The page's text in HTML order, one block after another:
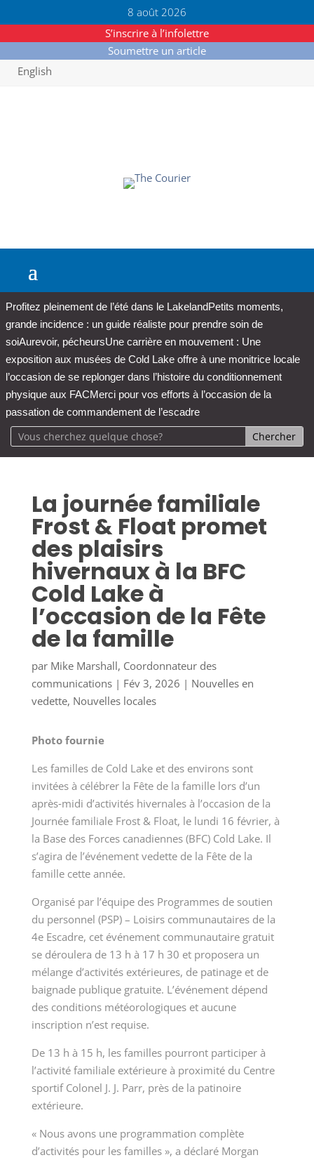
8 août 2026
S’inscrire à l’infolettre
Soumettre un article
English
Profitez pleinement de l’été dans le LakelandPetits moments,
grande incidence : un guide réaliste pour prendre soin de
soiAurevoir, pécheursUne carrière en mouvement : Une
exposition aux musées de Cold Lake offre à une monitrice locale
l’occasion de se replonger dans l’histoire du conditionnement
physique aux FACMerci pour vos efforts à l’occasion de la
passation de commandement de l’escadre
La journée familiale
Frost & Float promet
des plaisirs
hivernaux à la BFC
Cold Lake à
l’occasion de la Fête
de la famille
par Mike Marshall, Coordonnateur des
communications| Fév 3, 2026 | Nouvelles en
vedette, Nouvelles locales
Photo fournie
Les familles de Cold Lake et des environs sont
invitées à célébrer la Fête de la famille lors d’un
après‑midi d’activités hivernales à l’occasion de la
Journée familiale Frost & Float, le lundi 16 février, à
la Base des Forces canadiennes (BFC) Cold Lake. Il
s’agira de l’événement vedette de la Fête de la
famille cette année.
Organisé par l’équipe des Programmes de soutien
du personnel (PSP) – Loisirs communautaires de la
4e Escadre, cet événement communautaire gratuit
se déroulera de 13 h à 17 h 30 et proposera un
mélange d’activités extérieures, de patinage et de
baignade publique gratuite. L’événement dépend
des conditions météorologiques et aucune
inscription n’est requise.
De 13 h à 15 h, les familles pourront participer à
l’activité familiale extérieure à proximité du Centre
sportif Colonel J. J. Parr, près de la patinoire
extérieure.
« Nous avons une programmation complète
d’activités pour les familles », a déclaré Morgan